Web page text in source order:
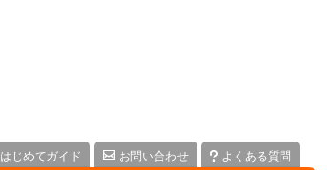
はじめてガイド お問い合わせ
よくある質問